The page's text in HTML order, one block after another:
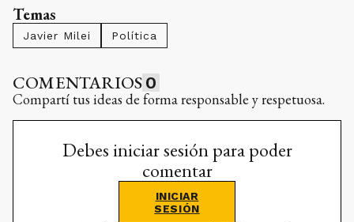
Temas
Javier Milei Política
COMENTARIOS 0
Compartí tus ideas de forma responsable y respetuosa.
Debes iniciar sesión para poder
comentar
INICIAR
SESIÓN